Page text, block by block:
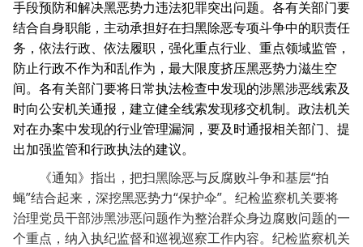
手段预防和解决黑恶势力违法犯罪突出问题。各有关部门要
结合自身职能，主动承担好在扫黑除恶专项斗争中的职责任
务，依法行政、依法履职，强化重点行业、重点领域监管，
防止行政不作为和乱作为，最大限度挤压黑恶势力滋生空
间。各有关部门要将日常执法检查中发现的涉黑涉恶线索及
时向公安机关通报，建立健全线索发现移交机制。政法机关
对在办案中发现的行业管理漏洞，要及时通报相关部门、提
出加强监管和行政执法的建议。
《通知》指出，把扫黑除恶与反腐败斗争和基层“拍
蝇”结合起来，深挖黑恶势力“保护伞”。纪检监察机关要将
治理党员干部涉黑涉恶问题作为整治群众身边腐败问题的一
个重点，纳入执纪监督和巡视巡察工作内容。纪检监察机关